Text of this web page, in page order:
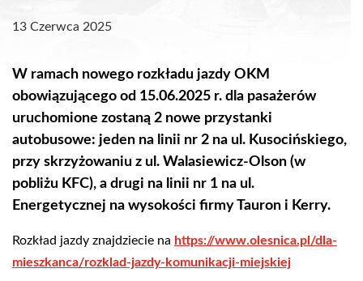
13 Czerwca 2025
W ramach nowego rozkładu jazdy OKM
obowiązującego od 15.06.2025 r. dla pasażerów
uruchomione zostaną 2 nowe przystanki
autobusowe: jeden na linii nr 2 na ul. Kusocińskiego,
przy skrzyżowaniu z ul. Walasiewicz-Olson (w
pobliżu KFC), a drugi na linii nr 1 na ul.
Energetycznej na wysokości firmy Tauron i Kerry.
Rozkład jazdy znajdziecie na https://www.olesnica.pl/dla-
mieszkanca/rozklad-jazdy-komunikacji-miejskiej